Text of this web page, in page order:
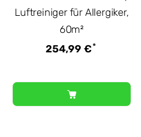
Luftreiniger für Allergiker,
60m²
254,99 €*